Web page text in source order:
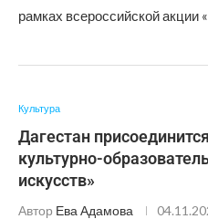
рамках всероссийской акции
Культура
Дагестан
культурно-
искусств»
Автор Ева Адамова